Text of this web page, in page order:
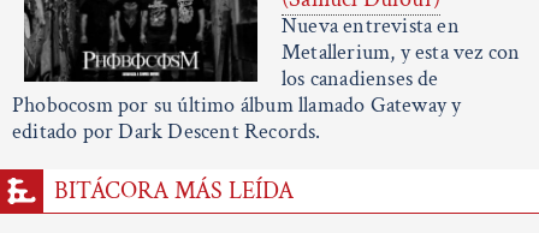
Nueva entrevista en
Metallerium, y esta vez con
los canadienses de
Phobocosm por su último álbum llamado Gateway y
editado por Dark Descent Records.
BITÁCORA MÁS LEÍDA